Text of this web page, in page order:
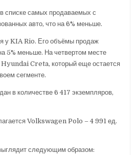
списке самых продаваемых с
авто, что на 6% меньше.
у KIA Rio. Его объёмы продаж
5% меньше. На четвертом месте
Hyundai Creta, который еще остается
сегменте.
в количестве 6 417 экземпляров,
Volkswagen Polo – 4 991 ед.
следующим образом: